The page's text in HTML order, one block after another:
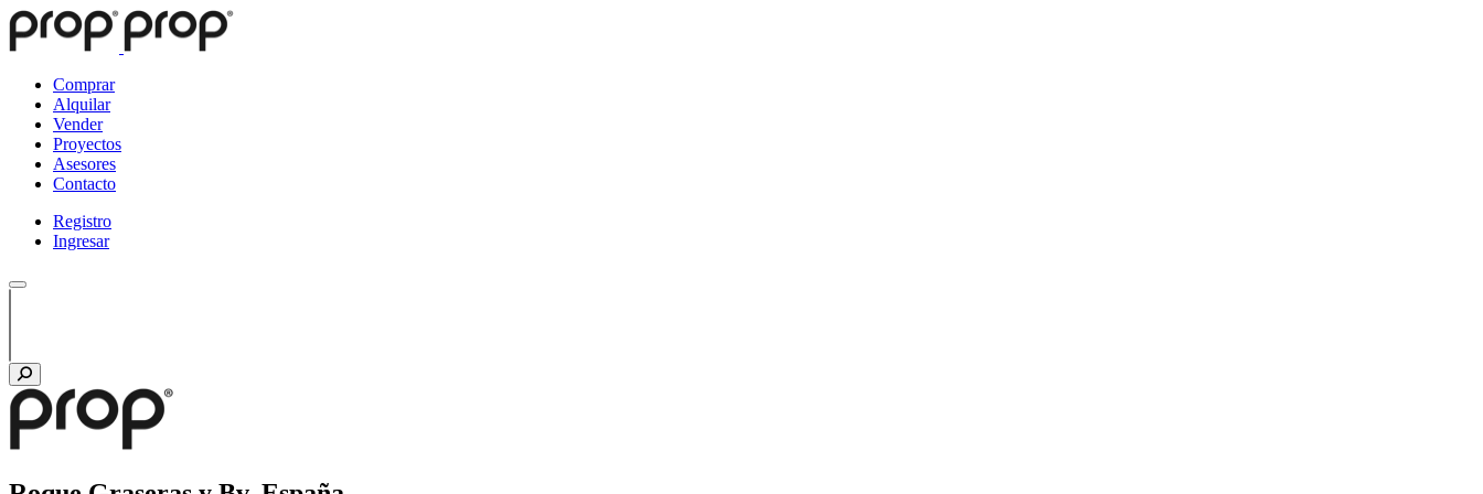
Comprar
Alquilar
Vender
Proyectos
Asesores
Contacto
Registro
Ingresar